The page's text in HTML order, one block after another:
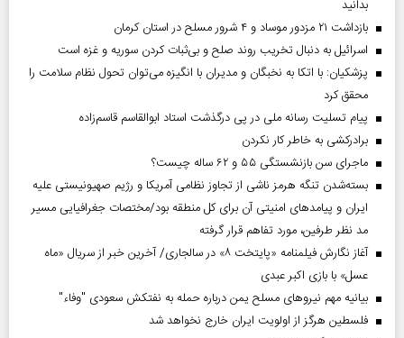
بدانید
بازداشت ۲۱ مزدور موساد و ۴ شرور مسلح در استان کرمان
اسرائیل به دنبال تخریب روند صلح و بی‌ثبات کردن سوریه و غزه است
پزشکیان: با اتکا به نخبگان و مدیران با انگیزه می‌توان تحول نظام سلامت را
محقق کرد
پیام تسلیت رسانه ملی در پی درگذشت استاد ابوالقاسم قاسم‌زاده
برادرکشی به خاطر کار نکردن
ماجرای سن بازنشستگی ۵۵ و ۶۲ ساله چیست؟
بسته‌شدن تنگه هرمز ناشی از تجاوز نظامی آمریکا و رژیم صهیونیستی علیه
ایران و پیامد‌های امنیتی آن برای کل منطقه بود/مختصات جغرافیایی مسیر
مد نظر طرفین، مورد تفاهم قرار گرفته
آغاز نگارش فیلمنامه «پایتخت ۸» در سالجاری/ آخرین خبر از سریال «ماه
عسل» با بازی اکبر عبدی
بیانیه مهم نیروهای مسلح یمن درباره حمله به نفتکش سعودی "وفاء"
فلسطین هرگز از اولویت ایران خارج نخواهد شد